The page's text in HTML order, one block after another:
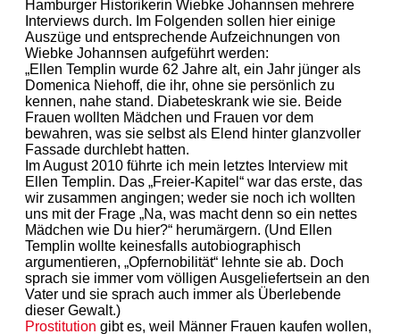
Hamburger Historikerin Wiebke Johannsen mehrere
Interviews durch. Im Folgenden sollen hier einige
Auszüge und entsprechende Aufzeichnungen von
Wiebke Johannsen aufgeführt werden:
„Ellen Templin wurde 62 Jahre alt, ein Jahr jünger als
Domenica Niehoff, die ihr, ohne sie persönlich zu
kennen, nahe stand. Diabeteskrank wie sie. Beide
Frauen wollten Mädchen und Frauen vor dem
bewahren, was sie selbst als Elend hinter glanzvoller
Fassade durchlebt hatten.
Im August 2010 führte ich mein letztes Interview mit
Ellen Templin. Das „Freier-Kapitel“ war das erste, das
wir zusammen angingen; weder sie noch ich wollten
uns mit der Frage „Na, was macht denn so ein nettes
Mädchen wie Du hier?“ herumärgern. (Und Ellen
Templin wollte keinesfalls autobiographisch
argumentieren, „Opfernobilität“ lehnte sie ab. Doch
sprach sie immer vom völligen Ausgeliefertsein an den
Vater und sie sprach auch immer als Überlebende
dieser Gewalt.)
Prostitution gibt es, weil Männer Frauen kaufen wollen,